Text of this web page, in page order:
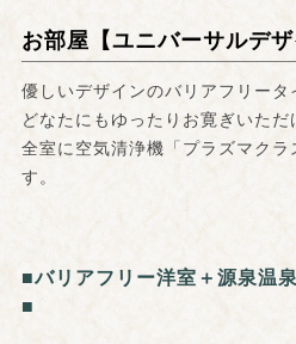
お部屋【ユニバーサルデ
優しいデザインのバリアフリータ
どなたにもゆったりお寛ぎいただ
全室に空気清浄機「プラズマクラ
す。
■バリアフリー洋室 ＋ 源泉温
■